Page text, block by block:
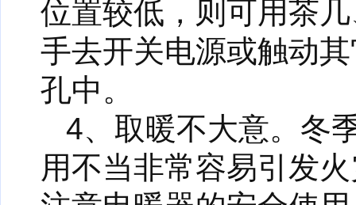
位置较低，则可用茶
手去开关电源或触动
孔中。
4、取暖不大意。冬
用不当非常容易引发